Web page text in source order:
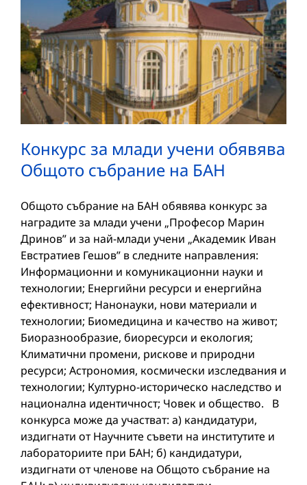
Конкурс за млади учени обявява
Общото събрание на БАН
Общото събрание на БАН обявява конкурс за
наградите за млади учени „Професор Марин
Дринов” и за най-млади учени „Академик Иван
Евстратиев Гешов” в следните направления:
Информационни и комуникационни науки и
технологии; Енергийни ресурси и енергийна
ефективност; Нанонауки, нови материали и
технологии; Биомедицина и качество на живот;
Биоразнообразие, биоресурси и екология;
Климатични промени, рискове и природни
ресурси; Астрономия, космически изследвания и
технологии; Културно-историческо наследство и
национална идентичност; Човек и общество. В
конкурса може да участват: а) кандидатури,
издигнати от Научните съвети на институтите и
лабораториите при БАН; б) кандидатури,
издигнати от членове на Общото събрание на